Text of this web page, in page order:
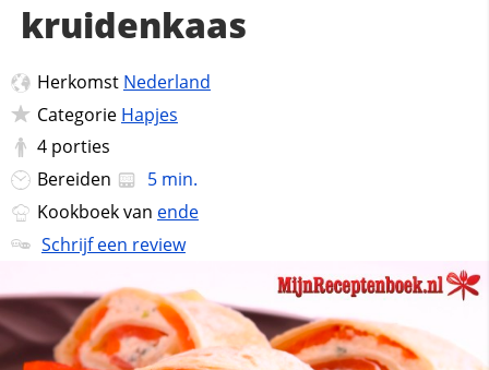
kruidenkaas
Herkomst Nederland
Categorie Hapjes
4 porties
Bereiden
5 min.
Kookboek van ende
Schrijf een review